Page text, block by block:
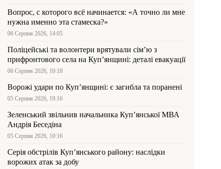
Вопрос, с которого всё начинается: «А точно ли мне
нужна именно эта стамеска?»
06 Серпня 2026, 14:05
Поліцейські та волонтери врятували сім’ю з
прифронтового села на Куп’янщині: деталі евакуації
06 Серпня 2026, 10:18
Ворожі удари по Куп’янщині: є загибла та поранені
05 Серпня 2026, 19:16
Зеленський звільнив начальника Купʼянської МВА
Андрія Беседіна
05 Серпня 2026, 10:16
Серія обстрілів Куп’янського району: наслідки
ворожих атак за добу